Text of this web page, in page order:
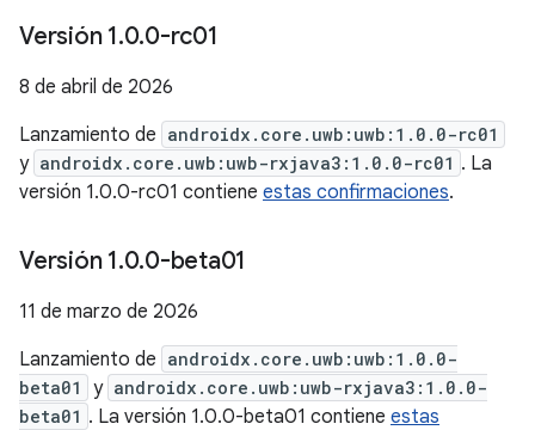
Versión 1.0.0-rc01
8 de abril de 2026
Lanzamiento de androidx.core.uwb:uwb:1.0.0-rc01
y androidx.core.uwb:uwb-rxjava3:1.0.0-rc01 . La
versión 1.0.0-rc01 contiene estas confirmaciones.
Versión 1.0.0-beta01
11 de marzo de 2026
Lanzamiento de androidx.core.uwb:uwb:1.0.0-
beta01
y androidx.core.uwb:uwb-rxjava3:1.0.0-
beta01 . La versión 1.0.0-beta01 contiene estas